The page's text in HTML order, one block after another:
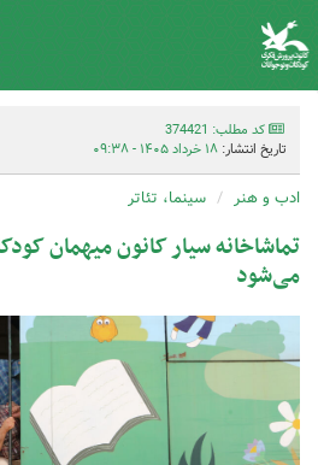
کد مطلب: 374421
تاریخ انتشار: ۱۸ خرداد ۱۴۰۵ - ۰۹:۳۸
ادب و هنر سینما، تئاتر
تماشاخانه سیار کانون میهمان
می‌شود